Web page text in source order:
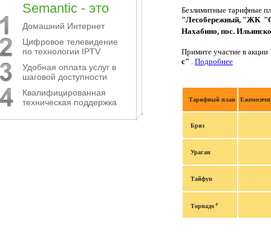
Semantic - это
Домашний Интернет
Цифровое телевидение
по технологии IPTV
Удобная оплата услуг в
шаговой доступности
Квалифицированная
техническая поддержка
Безлимитные тарифные
"Лесобережный, "ЖК
Нахабино, пос.
Примите участие в акции
с" . Подробнее
Тарифный план
Бриз
Ураган
Тайфун
Торнадо 4